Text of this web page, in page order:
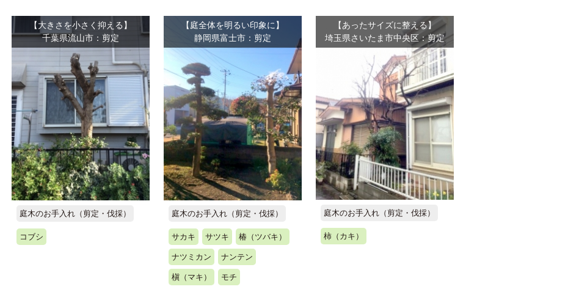
【大きさを小さく抑える】
千葉県流山市：剪定
庭木のお手入れ（剪定・伐採）
コブシ
【庭全体を明るい印象に】
静岡県富士市：剪定
庭木のお手入れ（剪定・伐採）
サカキ サツキ 椿（ツバキ）
ナツミカン ナンテン
槇（マキ） モチ
【あったサイズに整える】
埼玉県さいたま市中央区：剪定
庭木のお手入れ（剪定・伐採）
柿（カキ）